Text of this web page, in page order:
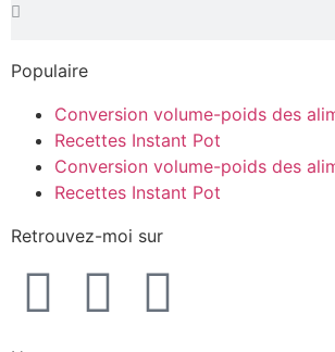
Populaire
Conversion volume-poids des
Recettes Instant Pot
Conversion volume-poids des
Recettes Instant Pot
Retrouvez-moi sur